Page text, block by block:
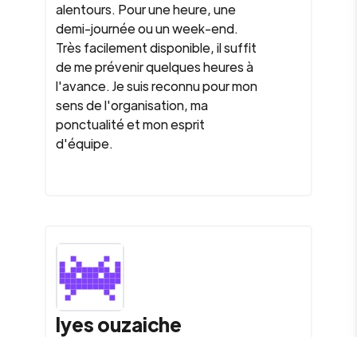
alentours. Pour une heure, une
demi-journée ou un week-end.
Très facilement disponible, il suffit
de me prévenir quelques heures à
l'avance. Je suis reconnu pour mon
sens de l'organisation, ma
ponctualité et mon esprit
d'équipe.
lyesouzaiche